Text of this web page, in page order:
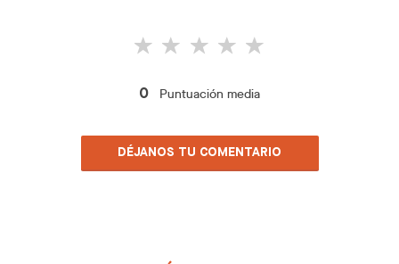
0 Puntuación media
DÉJANOS TU COMENTARIO